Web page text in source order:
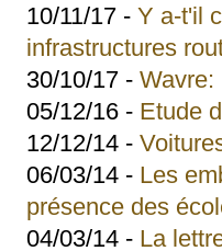
10/11/17 - Y a-t'il
infrastructures
30/10/17 - Wavre:
05/12/16 - Etude
12/12/14 -
06/03/14 - Les
présence des
04/03/14 - La